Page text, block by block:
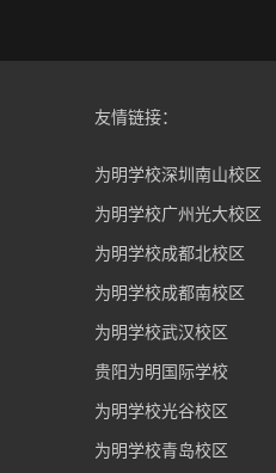
友情链接：
为明学校深圳南山校区
为明学校广州光大校区
为明学校成都北校区
为明学校成都南校区
为明学校武汉校区
贵阳为明国际学校
为明学校光谷校区
为明学校青岛校区